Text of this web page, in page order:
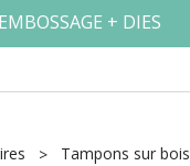
EMBOSSAGE + DIES
Tampons sur bois